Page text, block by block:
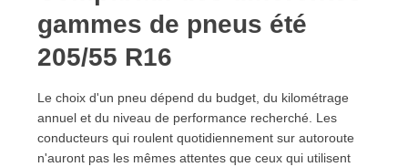
gammes de pneus été
205/55 R16
Le choix d'un pneu dépend du budget, du kilométrage
annuel et du niveau de performance recherché. Les
conducteurs qui roulent quotidiennement sur autoroute
n'auront pas les mêmes attentes que ceux qui utilisent